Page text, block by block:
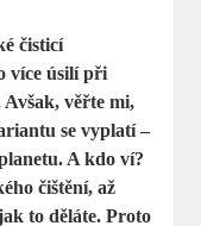
čisticí
více úsilí při
věřte mi,
se vyplatí –
A kdo ví?
čištění, až
to děláte. Proto